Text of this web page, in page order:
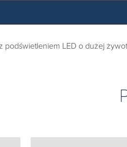
podświetleniem LED o dużej